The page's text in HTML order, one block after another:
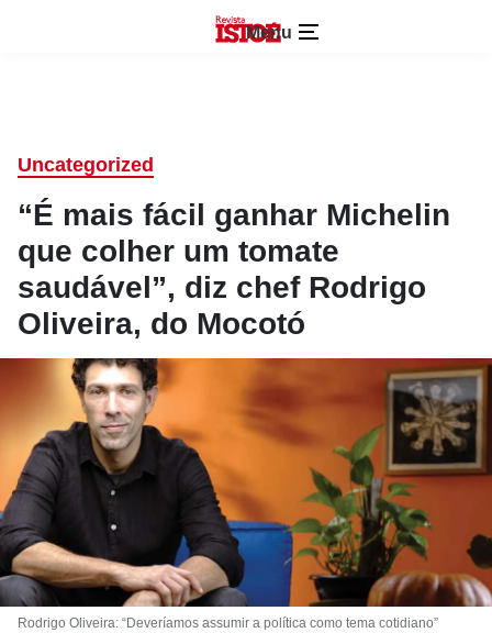
Menu
Uncategorized
“É mais fácil ganhar Michelin
que colher um tomate
saudável”, diz chef Rodrigo
Oliveira, do Mocotó
Rodrigo Oliveira: “Deveríamos assumir a política como tema cotidiano”